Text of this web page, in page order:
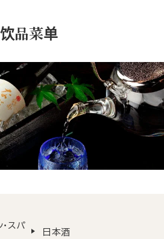
饮品菜单
スパ
日本酒